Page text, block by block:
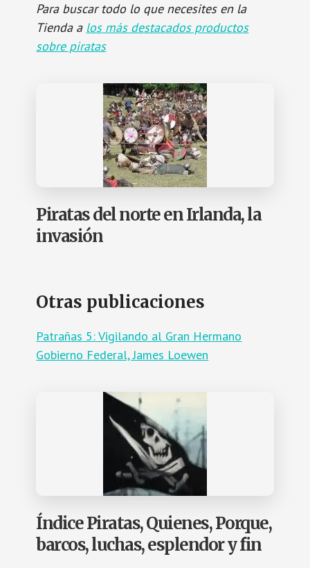
Para buscar todo lo que necesites en la
Tienda a los más destacados productos
sobre piratas
Piratas del norte en Irlanda, la
invasión
Otras publicaciones
Patrañas 5: Vigilando al Gran Hermano
Gobierno Federal, James Loewen
Índice Piratas, Quienes, Porque,
barcos, luchas, esplendor y fin